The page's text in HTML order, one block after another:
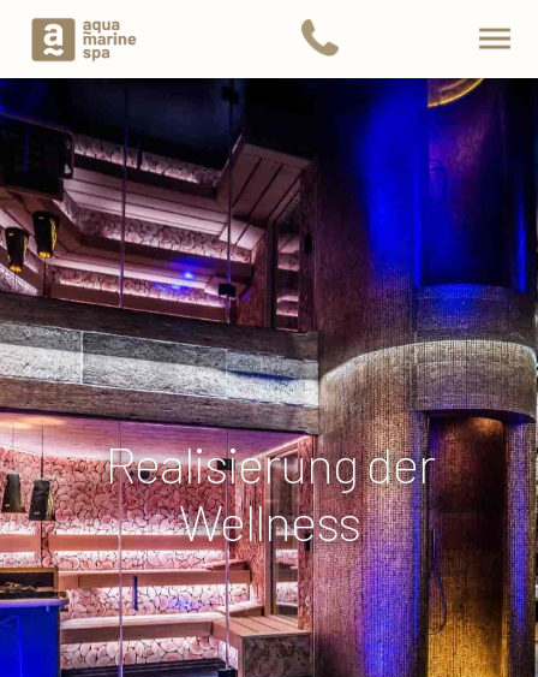
Realisierung der
Wellness